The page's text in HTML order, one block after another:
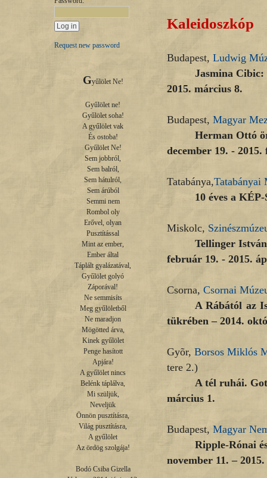
Request new password
Gyűlölet Ne!
Gyűlölet ne!
Gyűlölet soha!
A gyűlölet vak
És ostoba!
Gyűlölet Ne!
Sem jobbról,
Sem balról,
Sem hátulról,
Sem árúból
Semmi nem
Rombol oly
Erővel, olyan
Pusztítással
Mint az ember,
Ember által
Táplált gyalázatával,
Gyűlölet golyó
Záporával!
Ne semmisíts
Meg gyűlöletből
Ne maradjon
Mögötted árva,
Kinek gyűlölet
Penge hasított
Apjára!
A gyűlölet nincs
Belénk táplálva,
Mi szüljük,
Neveljük
Önnön pusztításra,
Világ pusztításra,
A gyűlölet
Az ördög szolgája!
Bodó Csiba Gizella
Kaleidoszkóp
Budapest, Ludwig
Jasmina
2015. március 8.
Budapest, Magyar
Herman Ottó
december 19. -
Tatabánya,Tatabányai
10 éves a
Miskolc,
Tellinger
február 19. - 2015.
Csorna, Csornai
A Rábától az
tükrében – 2014.
Gyõr, Borsos Miklós
tere 2.)
A tél ruhái.
március 1.
Budapest, Magyar
Ripple-Rónai
november 11. –